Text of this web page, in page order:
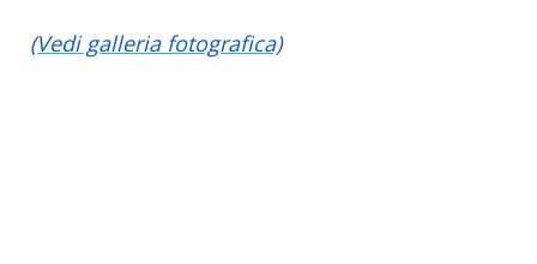
(Vedi galleria fotografica)